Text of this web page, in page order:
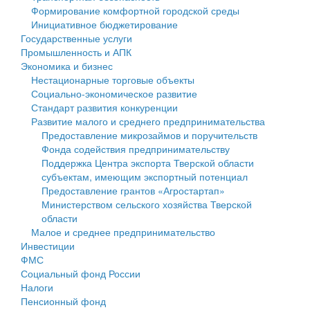
Государственные услуги
Промышленность и АПК
Экономика и бизнес
Символика
Устав
Гостям округа
Туризм
Культура
Образование
Здравоохранение
Социальная защита
Фотоальбом
муниципального округа Тверской области
Администрация Кашинского муниципального округа
Тверской области
Управление сельскими территориями
Открытые данные
Работа с обращениями граждан
Муниципальный контроль
Муниципальные услуги
Проекты административных регламентов
Антимонопольный комплаенс
Противодействие коррупции
Финансовое управление
Бюджет для граждан
Имущество
Выявление правообладателей ранее учтенных
объектов недвижимости
Имущественная поддержка субъектов малого и
среднего предпринимательства
Информационная поддержка субъектов малого и
среднего предпринимательства
Муниципальные программы
Контрольно-счетная палата
Формирование комфортной городской среды
Инициативное бюджетирование
Государственные услуги
Промышленность и АПК
Экономика и бизнес
Нестационарные торговые объекты
Социально-экономическое развитие
Стандарт развития конкуренции
Развитие малого и среднего предпринимательства
Предоставление микрозаймов и поручительств
Фонда содействия предпринимательству
Поддержка Центра экспорта Тверской области
субъектам, имеющим экспортный потенциал
Предоставление грантов «Агростартап»
Министерством сельского хозяйства Тверской
области
Малое и среднее предпринимательство
Инвестиции
ФМС
Социальный фонд России
Налоги
Пенсионный фонд